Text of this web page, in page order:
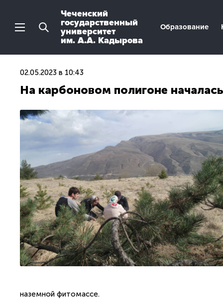
Чеченский
государственный
университет
им. А.А. Кадырова
Образование
02.05.2023 в 10:43
На карбоновом полигоне
наземной фитомассе.